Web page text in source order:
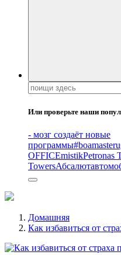
Поиск:
Или проверьте наши
- мозг создаёт новые
программы
OFFICEmistikPetronas
TowersАбсалют
Домашняя
Как избавиться от